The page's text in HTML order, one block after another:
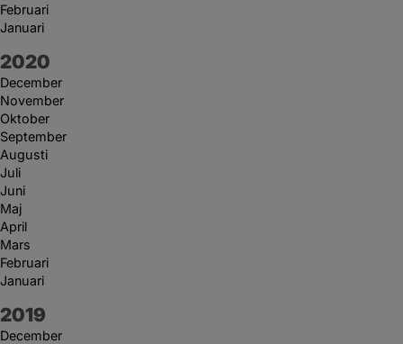
Februari
Januari
År:
2020
December
November
Oktober
September
Augusti
Juli
Juni
Maj
April
Mars
Februari
Januari
År:
2019
December